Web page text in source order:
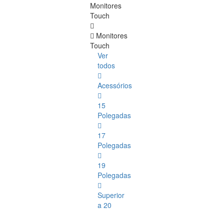
Monitores
Touch
Monitores
Touch
Ver
todos
Acessórios
15
Polegadas
17
Polegadas
19
Polegadas
Superior
a 20